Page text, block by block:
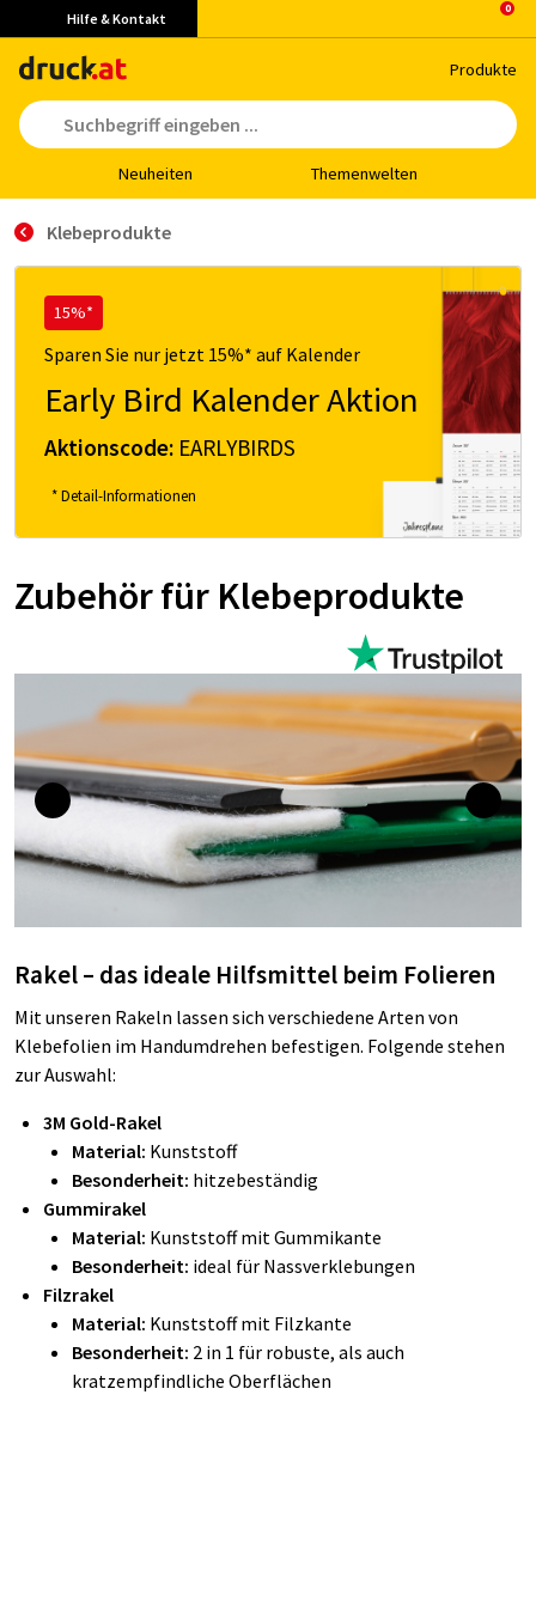
Hilfe & Kontakt
Pro­duk­te
Neu­hei­ten The­men­wel­ten
Klebeprodukte
15%*
Sparen Sie nur jetzt 15%* auf Kalender
Early Bird Kalender Aktion
Aktionscode: EARLYBIRDS
* Detail-Informationen
Zubehör für Klebeprodukte
Rakel – das ideale Hilfsmittel beim Folieren
Mit unseren Rakeln lassen sich verschiedene Arten von
Klebefolien im Handumdrehen befestigen. Folgende stehen
zur Auswahl:
3M Gold-Rakel
Material: Kunststoff
Besonderheit: hitzebeständig
Gummirakel
Material: Kunststoff mit Gummikante
Besonderheit: ideal für Nassverklebungen
Filzrakel
Material: Kunststoff mit Filzkante
Besonderheit: 2 in 1 für robuste, als auch
kratzempfindliche Oberflächen